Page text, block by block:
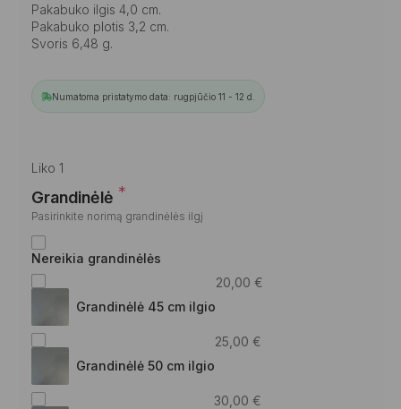
Pakabuko ilgis 4,0 cm.
Pakabuko plotis 3,2 cm.
Svoris 6,48 g.
Numatoma pristatymo data: rugpjūčio 11 - 12 d.
Liko 1
Grandinėlė *
Pasirinkite norimą grandinėlės ilgį
Nereikia grandinėlės
Grandinėlė 45 cm ilgio
20,00 €
Grandinėlė 50 cm ilgio
25,00 €
30,00 €